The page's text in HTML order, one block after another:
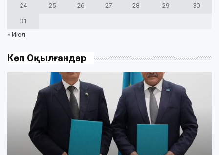
24 25 26 27 28 29 30
31
« Июл
Көп Оқылғандар